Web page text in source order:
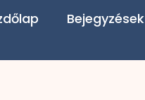
Bejegyzések